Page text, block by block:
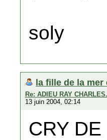
soly
la fille de la mer
Re: ADIEU RAY
13 juin 2004, 02:14
CRY